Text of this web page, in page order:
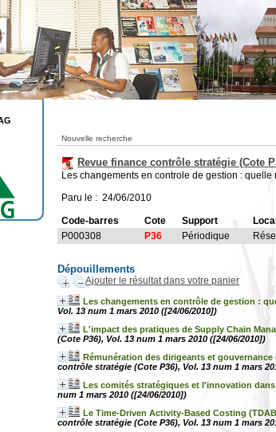
Nouvelle recherche
Revue finance contrôle stratégie (Cote
Les changements en controle de gestion :
Paru le : 24/06/2010
Code-barres Cote Support
P000308
P36 Périodique
Dépouillements
Ajouter le résultat dans votre panier
Les changements en contrôle de gestion :
Vol. 13 num 1 mars 2010 ([24/06/2010])
L'impact des pratiques de Supply Chain
(Cote P36), Vol. 13 num 1 mars 2010 ([24/06/2010])
Rémunération des dirigeants et
contrôle stratégie (Cote P36), Vol. 13 num 1 mars
Les comités stratégiques et l'innovation
num 1 mars 2010 ([24/06/2010])
Le Time-Driven Activity-Based Costing
contrôle stratégie (Cote P36), Vol. 13 num 1 mars